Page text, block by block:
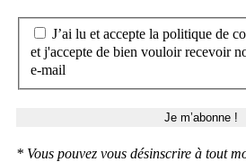
J’ai lu et accepte la politique de
et j'accepte de bien vouloir recevoir
e-mail
* Vous pouvez vous désinscrire à tout